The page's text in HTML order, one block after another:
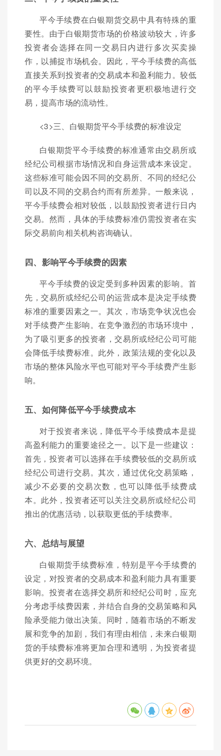
平今手续费在白银期货交易中具有特殊的重
要性。由于白银期货市场的价格波动较大，许多
投资者会选择在同一交易日内进行多次买卖操
作，以捕捉市场机会。因此，平今手续费的高低
直接关系到投资者的交易成本和盈利能力。较低
的平今手续费可以鼓励投资者更积极地进行交
易，提高市场的流动性。
<3>三、白银期货平今手续费的标准设定
白银期货平今手续费的标准通常由交易所或
经纪公司根据市场情况和自身运营成本来设定。
这些标准可能会因不同的交易所、不同的经纪公
司以及不同的交易合约而有所差异。一般来说，
平今手续费会相对较低，以鼓励投资者进行日内
交易。然而，具体的手续费标准仍需投资者在实
际交易前向相关机构咨询确认。
四、影响平今手续费的因素
平今手续费的设定受到多种因素的影响。首
先，交易所或经纪公司的运营成本是决定手续费
标准的重要因素之一。其次，市场竞争状况也会
对手续费产生影响。在竞争激烈的市场环境中，
为了吸引更多的投资者，交易所或经纪公司可能
会降低手续费标准。此外，政策法规的变化以及
市场的整体风险水平也可能对平今手续费产生影
响。
五、如何降低平今手续费成本
对于投资者来说，降低平今手续费成本是提
高盈利能力的重要途径之一。以下是一些建议：
首先，投资者可以选择在手续费较低的交易所或
经纪公司进行交易。其次，通过优化交易策略，
减少不必要的交易次数，也可以降低手续费成
本。此外，投资者还可以关注交易所或经纪公司
推出的优惠活动，以获取更低的手续费率。
六、总结与展望
白银期货手续费标准，特别是平今手续费的
设定，对投资者的交易成本和盈利能力具有重要
影响。投资者在选择交易所和经纪公司时，应充
分考虑手续费因素，并结合自身的交易策略和风
险承受能力做出决策。同时，随着市场的不断发
展和竞争的加剧，我们有理由相信，未来白银期
货的手续费标准将更加合理和透明，为投资者提
供更好的交易环境。